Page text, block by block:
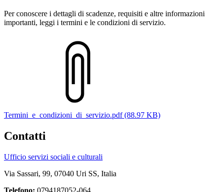
Per conoscere i dettagli di scadenze, requisiti e altre informazioni
importanti, leggi i termini e le condizioni di servizio.
Termini_e_condizioni_di_servizio.pdf (88.97 KB)
Contatti
Ufficio servizi sociali e culturali
Via Sassari, 99, 07040 Uri SS, Italia
Telefono: 0794187052-064